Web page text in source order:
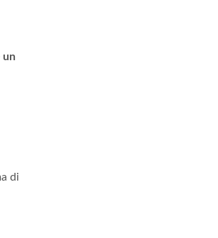
un
di